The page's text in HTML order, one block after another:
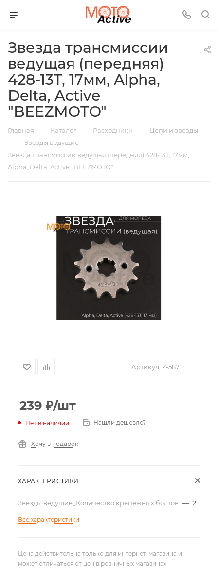
Звезда трансмиссии
ведущая (передняя)
428-13T, 17мм, Alpha,
Delta, Active
"BEEZMOTO"
Главная — Каталог — Расходники — Цепи и звезды
— Звезды ведущие —
Звезда трансмиссии ведущая (передняя) 428-13T, 17мм,
Alpha, Delta, Active "BEEZMOTO"
Артикул: Z-587
239 ₽/шт
Нет в наличии Нашли дешевле?
Хочу в подарок
ХАРАКТЕРИСТИКИ
Звезды ведущие_Количество крепежных болтов — 2
Все характеристики
Цена действительна только для интернет-магазина и
может отличаться от цен в розничных магазинах